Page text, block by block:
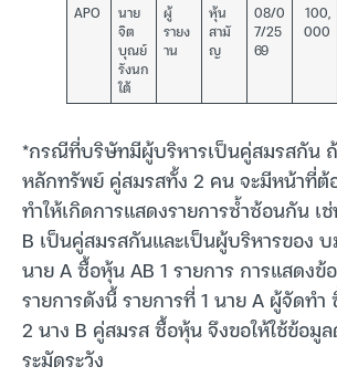
APO
นาย
จิต
บุณย์
รังนก
ใต้
ผู้
รายง
าน
หุ้น
สามั
ญ
08/0
7/25
69
100,
000
*กรณีที่บริษัทมีผู้บริหารเป็นคู่สมรสกัน
หลักทรัพย์ คู่สมรสทั้ง 2 คน จะมีหน้าที่ต้
ทำให้เกิดการแสดงรายการซ้ำซ้อนกัน เ
B เป็นคู่สมรสกันและเป็นผู้บริหารของ
นาย A ซื้อหุ้น AB 1 รายการ การแสดงข้
รายการดังนี้ รายการที่ 1 นาย A ผู้จัดท
2 นาง B คู่สมรส ซื้อหุ้น จึงขอให้ใช้ข้อมู
ระมัดระวัง